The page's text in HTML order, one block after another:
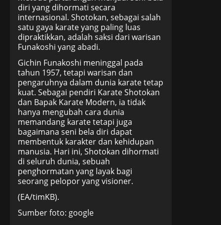
diri yang dihormati secara
internasional. Shotokan, sebagai salah
satu gaya karate yang paling luas
dipraktikkan, adalah saksi dari warisan
Funakoshi yang abadi.
Gichin Funakoshi meninggal pada
tahun 1957, tetapi warisan dan
pengaruhnya dalam dunia karate tetap
kuat. Sebagai pendiri Karate Shotokan
dan Bapak Karate Modern, ia tidak
hanya mengubah cara dunia
memandang karate tetapi juga
bagaimana seni bela diri dapat
membentuk karakter dan kehidupan
manusia. Hari ini, Shotokan dihormati
di seluruh dunia, sebuah
penghormatan yang layak bagi
seorang pelopor yang visioner.
(EA/timKB).
Sumber foto: google